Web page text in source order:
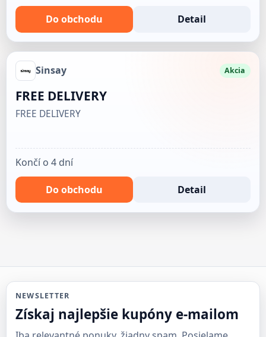
Do obchodu Detail
Sinsay Akcia
FREE DELIVERY
FREE DELIVERY
Končí o 4 dní
Do obchodu Detail
NEWSLETTER
Získaj najlepšie kupóny e-mailom